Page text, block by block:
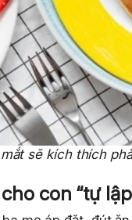
sẽ kích thích
con “tự